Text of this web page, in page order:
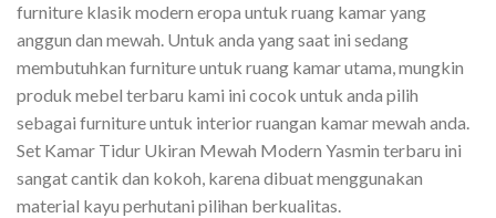
furniture klasik modern eropa untuk ruang kamar yang
anggun dan mewah. Untuk anda yang saat ini sedang
membutuhkan furniture untuk ruang kamar utama, mungkin
produk mebel terbaru kami ini cocok untuk anda pilih
sebagai furniture untuk interior ruangan kamar mewah anda.
Set Kamar Tidur Ukiran Mewah Modern Yasmin terbaru ini
sangat cantik dan kokoh, karena dibuat menggunakan
material kayu perhutani pilihan berkualitas.